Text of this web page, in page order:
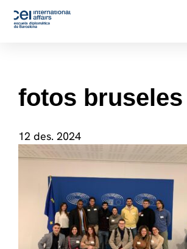
fotos bruseles
12 des. 2024